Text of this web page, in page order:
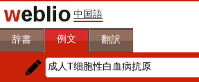
中国語
辞書 例文 翻訳